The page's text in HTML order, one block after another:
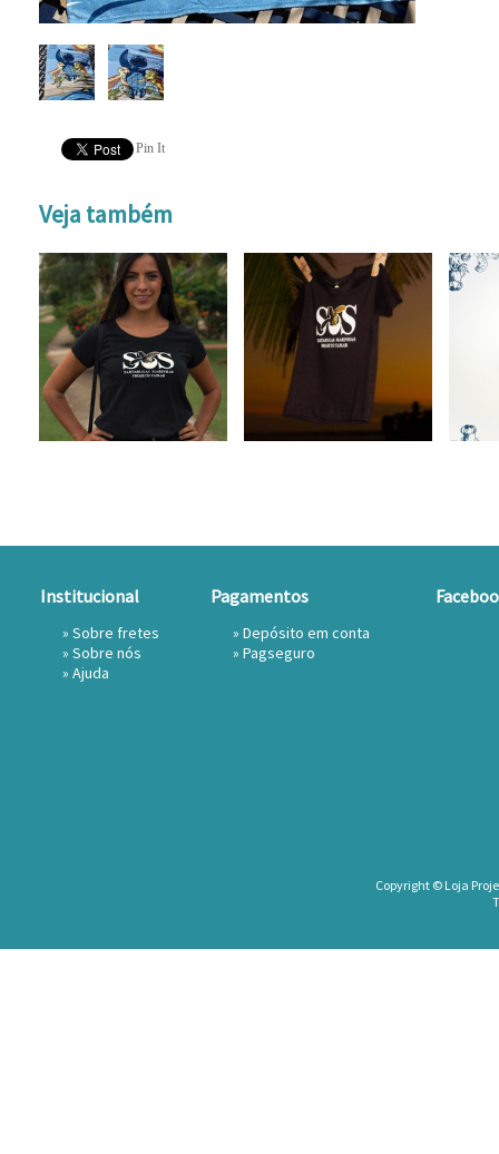
Pin It
Veja também
Institucional
» Sobre fretes
» Sobre nós
» Ajuda
Pagamentos
» Depósito em conta
» Pagseguro
Copyright © Loja